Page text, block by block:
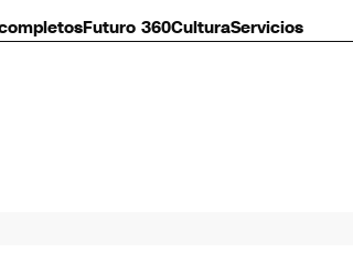
Futuro 360CulturaServicios